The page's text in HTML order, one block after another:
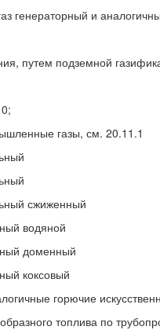
генераторный и
путем подземной
газы, см. 20.11.1
сжиженный
водяной
доменный
коксовый
горючие
топлива по